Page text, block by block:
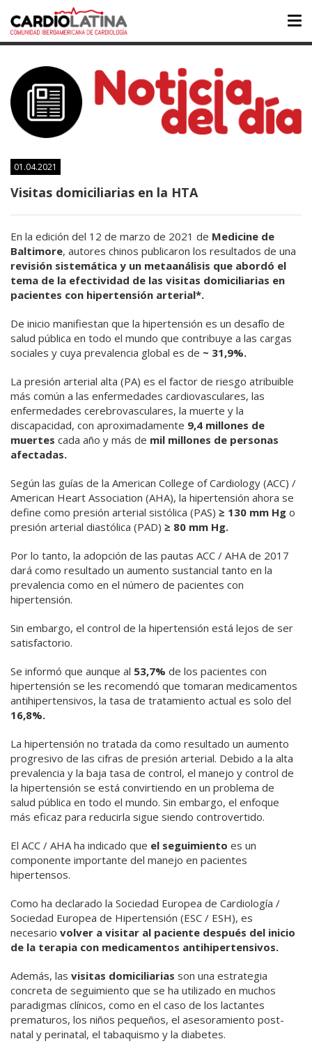
01.04.2021
Visitas domiciliarias en la HTA
En la edición del 12 de marzo de 2021 de Medicine de
Baltimore, autores chinos publicaron los resultados de una
revisión sistemática y un metaanálisis que abordó el
tema de la efectividad de las visitas domiciliarias en
pacientes con hipertensión arterial*.
De inicio manifiestan que la hipertensión es un desafío de
salud pública en todo el mundo que contribuye a las cargas
sociales y cuya prevalencia global es de ~ 31,9%.
La presión arterial alta (PA) es el factor de riesgo atribuible
más común a las enfermedades cardiovasculares, las
enfermedades cerebrovasculares, la muerte y la
discapacidad, con aproximadamente 9,4 millones de
muertes cada año y más de mil millones de personas
afectadas.
Según las guías de la American College of Cardiology (ACC) /
American Heart Association (AHA), la hipertensión ahora se
define como presión arterial sistólica (PAS) ≥ 130 mm Hg o
presión arterial diastólica (PAD) ≥ 80 mm Hg.
Por lo tanto, la adopción de las pautas ACC / AHA de 2017
dará como resultado un aumento sustancial tanto en la
prevalencia como en el número de pacientes con
hipertensión.
Sin embargo, el control de la hipertensión está lejos de ser
satisfactorio.
Se informó que aunque al 53,7% de los pacientes con
hipertensión se les recomendó que tomaran medicamentos
antihipertensivos, la tasa de tratamiento actual es solo del
16,8%.
La hipertensión no tratada da como resultado un aumento
progresivo de las cifras de presión arterial. Debido a la alta
prevalencia y la baja tasa de control, el manejo y control de
la hipertensión se está convirtiendo en un problema de
salud pública en todo el mundo. Sin embargo, el enfoque
más eficaz para reducirla sigue siendo controvertido.
El ACC / AHA ha indicado que el seguimiento es un
componente importante del manejo en pacientes
hipertensos.
Como ha declarado la Sociedad Europea de Cardiología /
Sociedad Europea de Hipertensión (ESC / ESH), es
necesario volver a visitar al paciente después del inicio
de la terapia con medicamentos antihipertensivos.
Además, las visitas domiciliarias son una estrategia
concreta de seguimiento que se ha utilizado en muchos
paradigmas clínicos, como en el caso de los lactantes
prematuros, los niños pequeños, el asesoramiento post-
natal y perinatal, el tabaquismo y la diabetes.